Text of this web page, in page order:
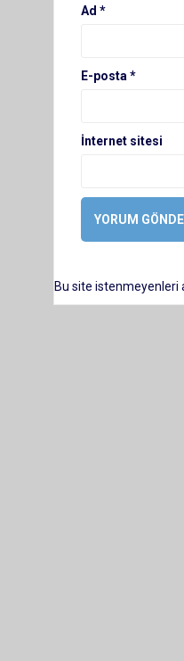
Ad *
E-posta *
İnternet sitesi
Bu site istenmeyenleri